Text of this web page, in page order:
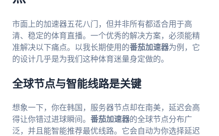
市面上的加速器五花八门，但并非所有都适合用于高
清、稳定的体育直播。一个优秀的解决方案，必须能精
准解决以下痛点。以我长期使用的番茄加速器为例，它
的设计几乎是为我们这种体育迷量身定做的。
全球节点与智能线路是关键
想象一下，你在韩国，服务器节点却在南美，延迟会高
得让你错过进球瞬间。 番茄加速器的全球节点分布广
泛，并且能智能推荐最优线路。它会自动为你选择延迟